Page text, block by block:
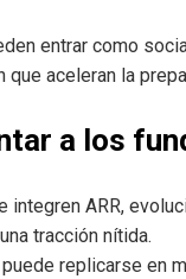
entrar como
aceleran la
a los
ARR,
tracción nítida.
replicarse en